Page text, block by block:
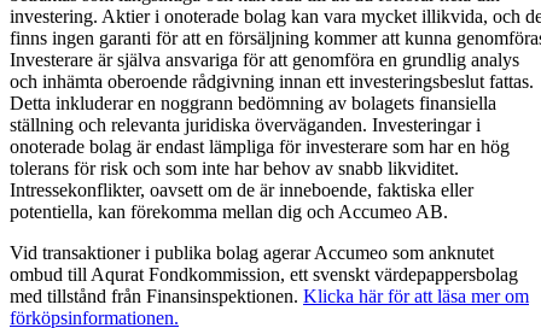
investering. Aktier i onoterade bolag kan vara mycket illikvida, och
finns ingen garanti för att en försäljning kommer att kunna
Investerare är själva ansvariga för att genomföra en grundlig analys
och inhämta oberoende rådgivning innan ett investeringsbeslut fattas.
Detta inkluderar en noggrann bedömning av bolagets finansiella
ställning och relevanta juridiska överväganden. Investeringar i
onoterade bolag är endast lämpliga för investerare som har en hög
tolerans för risk och som inte har behov av snabb likviditet.
Intressekonflikter, oavsett om de är inneboende, faktiska eller
potentiella, kan förekomma mellan dig och Accumeo AB.
Vid transaktioner i publika bolag agerar Accumeo som anknutet
ombud till Aqurat Fondkommission, ett svenskt värdepappersbolag
med tillstånd från Finansinspektionen. Klicka här för att läsa mer om
förköpsinformationen.